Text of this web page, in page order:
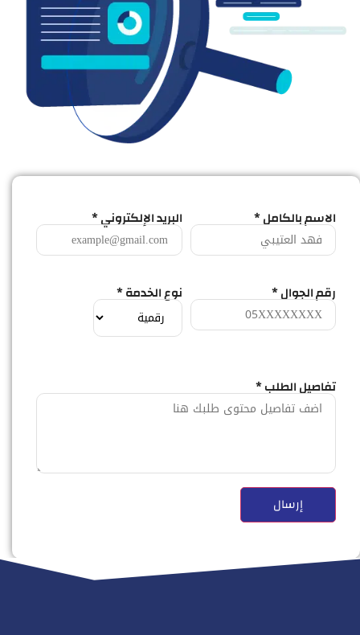
الاسم بالكامل * البريد الإلكتروني *
رقم الجوال * نوع الخدمة *
تفاصيل الطلب *